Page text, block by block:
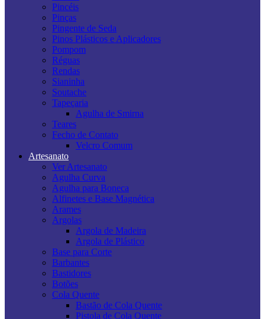
Pincéis
Pinças
Pingente de Seda
Pinos Plásticos e Aplicadores
Pompom
Réguas
Rendas
Sianinha
Soutache
Tapeçaria
Agulha de Smirna
Teares
Fecho de Contato
Velcro Comum
Artesanato
Ver Artesanato
Agulha Curva
Agulha para Boneca
Alfinetes e Base Magnética
Arames
Argolas
Argola de Madeira
Argola de Plástico
Base para Corte
Barbantes
Bastidores
Botões
Cola Quente
Bastão de Cola Quente
Pistola de Cola Quente